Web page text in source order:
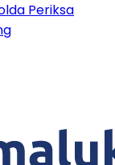
Periksa